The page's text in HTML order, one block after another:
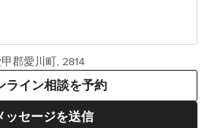
ッセージを送信
ライン相談を予約
郡愛川町, 2814